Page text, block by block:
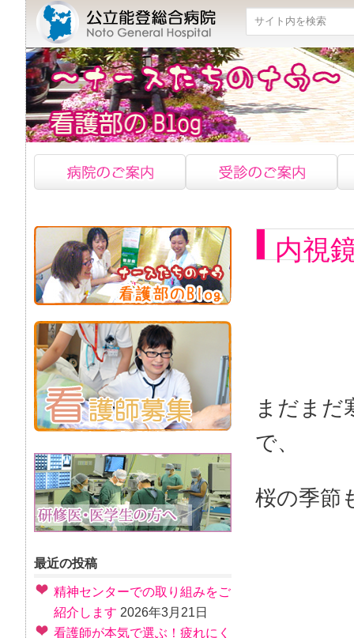
検索
内視
まだまだ
で、
桜の季節
最近の投稿
精神センターでの取り組みをご
紹介します 2026年3月21日
看護師が本気で選ぶ！疲れにく